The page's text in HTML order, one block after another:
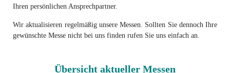
Ihren persönlichen Ansprechpartner.
Wir aktualisieren regelmäßig unsere Messen. Sollten Sie dennoch Ihre
gewünschte Messe nicht bei uns finden rufen Sie uns einfach an.
Übersicht aktueller Messen